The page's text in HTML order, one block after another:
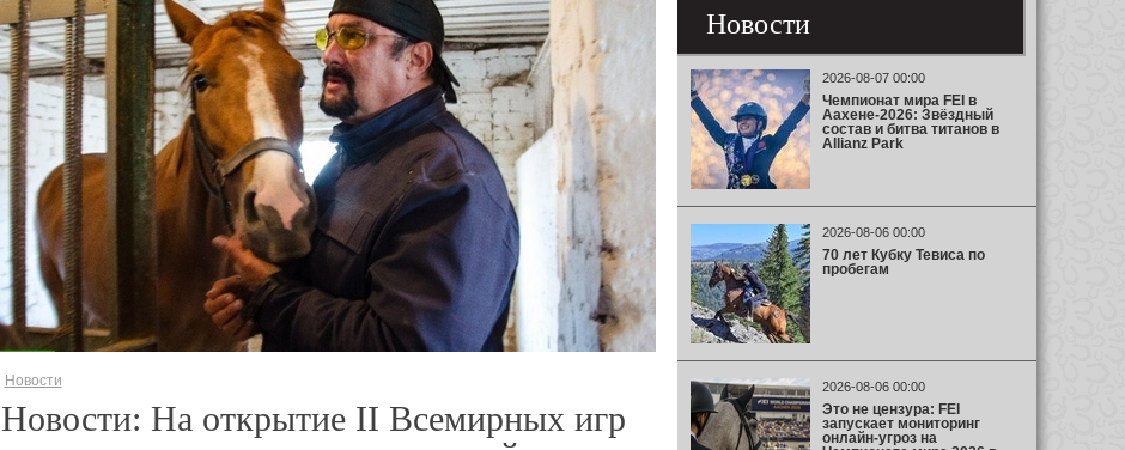
Новости
Новости: На открытие II Всемирных игр
Новости
2026-08-07 00:00
Чемпионат мира FEI в
Аахене-2026: Звёздный
состав и битва титанов в
Allianz Park
2026-08-06 00:00
70 лет Кубку Тевиса по
пробегам
2026-08-06 00:00
Это не цензура: FEI
запускает мониторинг
онлайн-угроз на